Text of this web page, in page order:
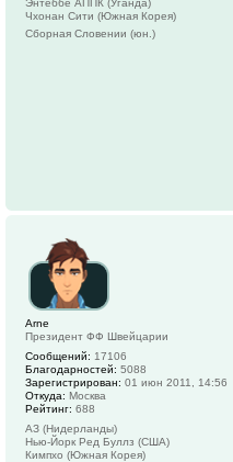
Энтеббе АППК (Уганда)
Чхонан Сити (Южная Корея)
Сборная Словении (юн.)
Arne
Президент ФФ Швейцарии
Сообщений: 17106
Благодарностей: 5088
Зарегистрирован: 01 июн 2011, 14:56
Откуда: Москва
Рейтинг: 688
АЗ (Нидерланды)
Нью-Йорк Ред Буллз (США)
Кимпхо (Южная Корея)